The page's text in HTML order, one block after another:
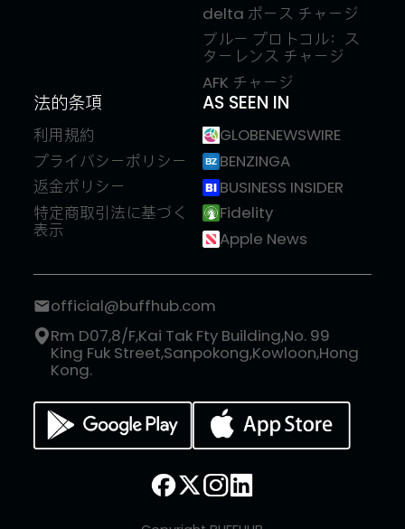
delta ポース チャージ
ブルー プロトコル：ス
ターレンス チャージ
AFK チャージ
法的条項
利用規約
プライバシーポリシー
返金ポリシー
特定商取引法に基づく
表示
AS SEEN IN
GLOBENEWSWIRE
BENZINGA
BUSINESS INSIDER
Fidelity
Apple News
official@buffhub.com
Rm D07,8/F,Kai Tak Fty Building,No. 99
King Fuk Street,Sanpokong,Kowloon,Hong
Kong.